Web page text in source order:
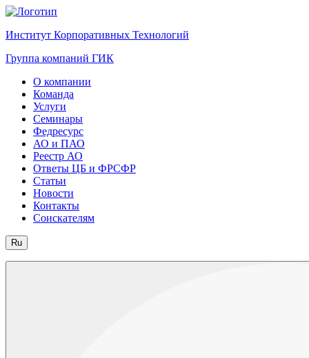
Институт Корпоративных Технологий
Группа компаний ГИК
О компании
Команда
Услуги
Семинары
Федресурс
АО и ПАО
Реестр АО
Ответы ЦБ и ФРСФР
Статьи
Новости
Контакты
Соискателям
Ru